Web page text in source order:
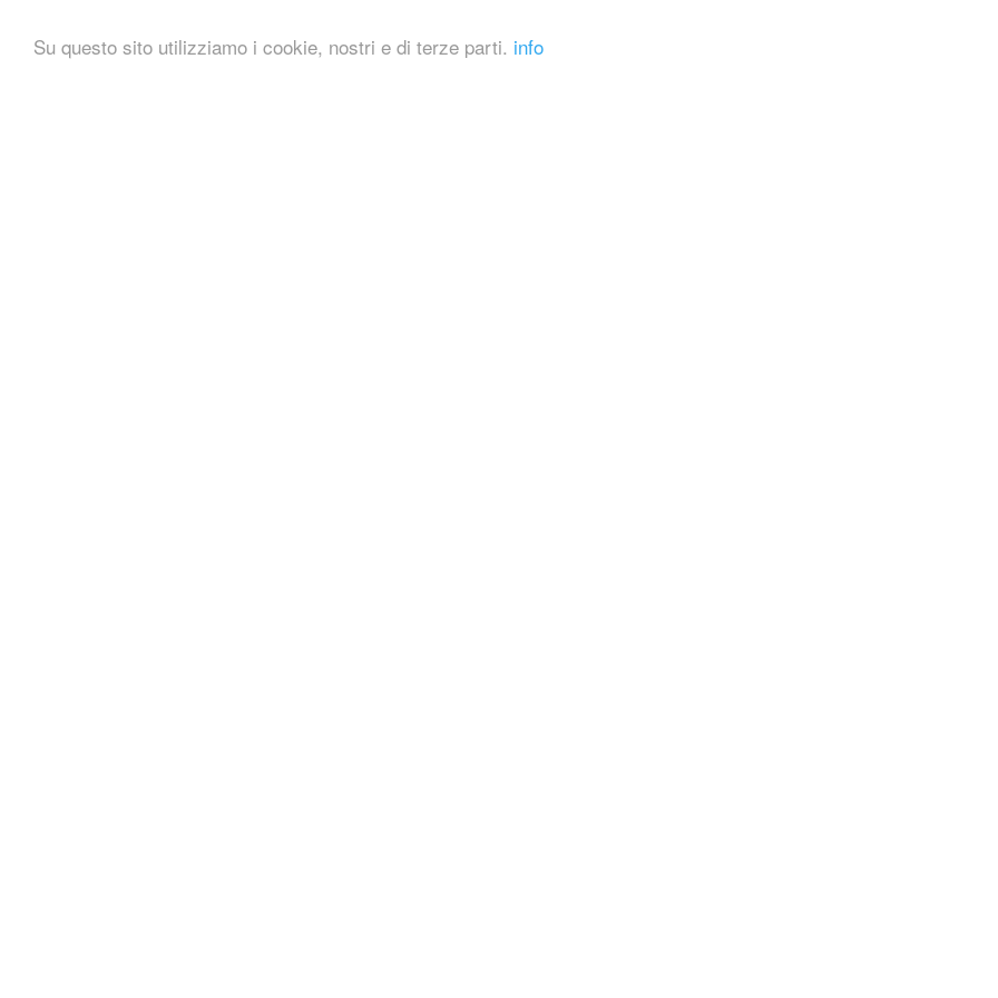
Su questo sito utilizziamo i cookie, nostri e di terze parti. info